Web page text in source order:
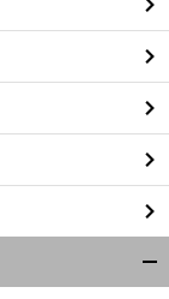
る